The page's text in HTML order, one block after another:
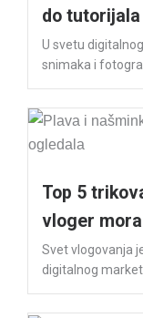
do tutorijala
U svetu
snimaka i
Top 5
vloger
Svet vlogovanja
digitalnog